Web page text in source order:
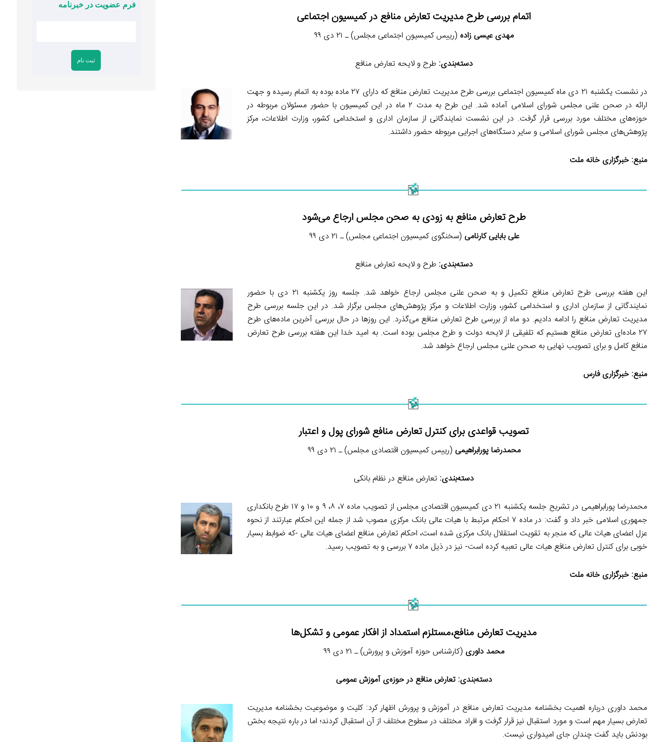
اتمام بررسی طرح مدیریت تعارض منافع در کمیسیون اجتماعی
مهدی عیسی زاده(رییس کمیسیون اجتماعی مجلس) ـ ۲۱ دی ۹۹
دسته‌بندی: طرح و لایحه تعارض منافع
در نشست یکشنبه ۲۱ دی ماه کمیسیون اجتماعی بررسی طرح مدیریت تعارض منافع که دارای ۲۷ ماده بوده به اتمام رسیده و جهت
ارائه در صحن علنی مجلس شورای اسلامی آماده شد. این طرح به مدت ۲ ماه در این کمیسیون با حضور مسئولان مربوطه در
حوزه‌های مختلف مورد بررسی قرار گرفت. در این نشست نمایندگانی از سازمان اداری و استخدامی کشور، وزارت اطلاعات، مرکز
پژوهش‌های مجلس شورای اسلامی و سایر دستگاه‌های اجرایی مربوطه حضور داشتند.
منبع: خبرگزاری خانه ملت
طرح تعارض منافع به زودی به صحن مجلس ارجاع می‌شود
علی بابایی کارنامی (سخنگوی کمیسیون اجتماعی مجلس) ـ ۲۱ دی ۹۹
دسته‌بندی: طرح و لایحه تعارض منافع
این هفته بررسی طرح تعارض منافع تکمیل و به صحن علنی مجلس ارجاع خواهد شد. جلسه روز یکشنبه ۲۱ دی با حضور
نمایندگانی از سازمان اداری و استخدامی کشور، وزارت اطلاعات و مرکز پژوهش‌های مجلس برگزار شد. در این جلسه بررسی طرح
مدیریت تعارض منافع را ادامه دادیم. دو ماه از بررسی طرح تعارض منافع می‌گذرد. این روزها در حال بررسی آخرین ماده‌های طرح
۲۷ ماده‌ای تعارض منافع هستیم که تلفیقی از لایحه دولت و طرح مجلس بوده است. به امید خدا این هفته بررسی طرح تعارض
منافع کامل و برای تصویب نهایی به صحن علنی مجلس ارجاع خواهد شد.
منبع: خبرگزاری فارس
تصویب قواعدی برای کنترل تعارض منافع شورای پول و اعتبار
محمدرضا پورابراهیمی (رییس کمیسیون اقتصادی مجلس) ـ ۲۱ دی ۹۹
دسته‌بندی: تعارض منافع در نظام بانکی
محمدرضا پورابراهیمی در تشریح جلسه یکشنبه ۲۱ دی کمیسیون اقتصادی مجلس از تصویب ماده ۷، ۸، ۹ و ۱۰ و ۱۷ طرح بانکداری
جمهوری اسلامی خبر داد و گفت: در ماده ۷ احکام مرتبط با هیات عالی بانک مرکزی مصوب شد از جمله این احکام عبارتند از نحوه
عزل اعضای هیات عالی که منجر به تقویت استقلال بانک مرکزی شده است، احکام تعارض منافع اعضای هیات عالی -که ضوابط بسیار
خوبی برای کنترل تعارض منافع هیات عالی تعبیه کرده است- نیز در ذیل ماده ۷ بررسی و به تصویب رسید.
منبع: خبرگزاری خانه ملت
مدیریت تعارض منافع،مستلزم استمداد از افکار عمومی و تشکل‌ها
محمد داوری (کارشناس حوزه آموزش و پرورش) ـ ۲۱ دی ۹۹
دسته‌بندی: تعارض منافع در حوزه‌ی آموزش عمومی
محمد داوری درباره اهمیت بخشنامه مدیریت تعارض منافع در آموزش و پرورش اظهار کرد: کلیت و موضوعیت بخشنامه مدیریت
تعارض بسیار مهم است و مورد استقبال نیز قرار گرفت و افراد مختلف در سطوح مختلف از آن استقبال کردند؛ اما در باره نتیجه بخش
بودنش باید گفت چندان جای امیدواری نیست.
فرم عضویت در خبرنامه